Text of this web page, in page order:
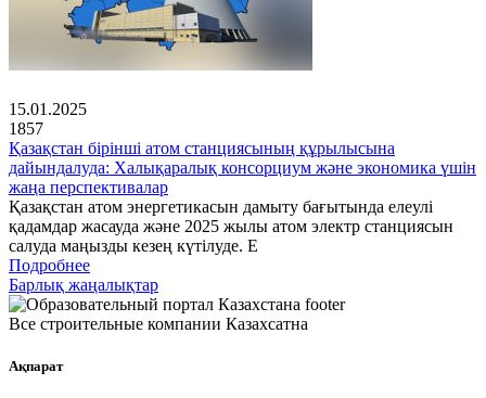
15.01.2025
1857
Қазақстан бірінші атом станциясының құрылысына
дайындалуда: Халықаралық консорциум және экономика үшін
жаңа перспективалар
Қазақстан атом энергетикасын дамыту бағытында елеулі
қадамдар жасауда және 2025 жылы атом электр станциясын
салуда маңызды кезең күтілуде. Е
Подробнее
Барлық жаңалықтар
Все строительные компании Казахсатна
Ақпарат